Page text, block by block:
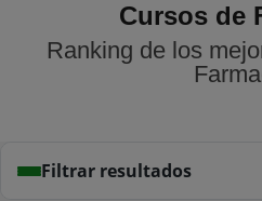
Cursos de
Ranking de los
Filtrar resultados